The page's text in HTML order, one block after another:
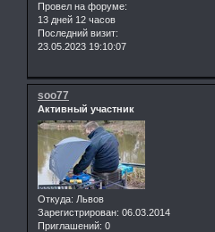
Провел на форуме:
13 дней 12 часов
Последний визит:
23.05.2023 19:10:07
soo77
Активный участник
Откуда: Львов
Зарегистрирован: 06.03.2014
Приглашений: 0